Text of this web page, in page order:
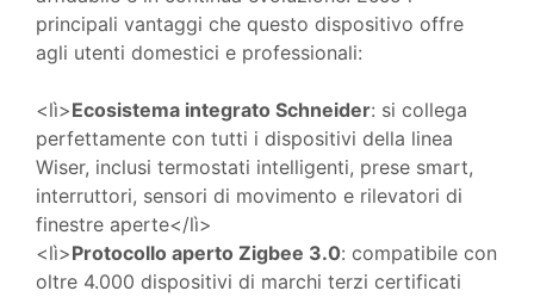
principali vantaggi che questo dispositivo offre
agli utenti domestici e professionali:
<lì>Ecosistema integrato Schneider: si collega
perfettamente con tutti i dispositivi della linea
Wiser, inclusi termostati intelligenti, prese smart,
interruttori, sensori di movimento e rilevatori di
finestre aperte</lì>
<lì>Protocollo aperto Zigbee 3.0: compatibile con
oltre 4.000 dispositivi di marchi terzi certificati